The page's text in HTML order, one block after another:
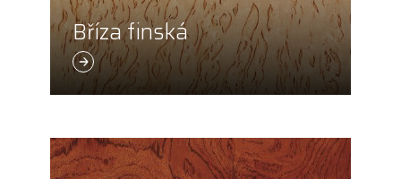
Bříza finská